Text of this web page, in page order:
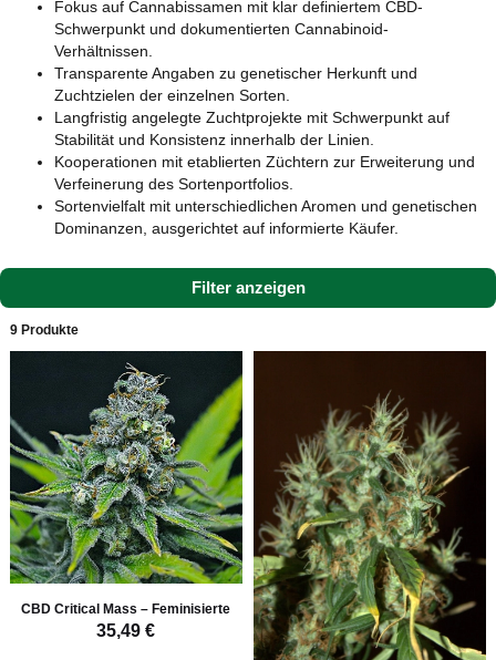
Fokus auf Cannabissamen mit klar definiertem CBD-
Schwerpunkt und dokumentierten Cannabinoid-
Verhältnissen.
Transparente Angaben zu genetischer Herkunft und
Zuchtzielen der einzelnen Sorten.
Langfristig angelegte Zuchtprojekte mit Schwerpunkt auf
Stabilität und Konsistenz innerhalb der Linien.
Kooperationen mit etablierten Züchtern zur Erweiterung und
Verfeinerung des Sortenportfolios.
Sortenvielfalt mit unterschiedlichen Aromen und genetischen
Dominanzen, ausgerichtet auf informierte Käufer.
Filter anzeigen
9 Produkte
CBD Critical Mass – Feminisierte
35,49 €